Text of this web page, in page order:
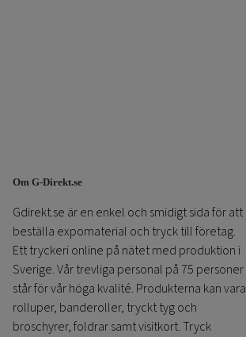
Om G-Direkt.se
Gdirekt.se är en enkel och smidigt sida för att
beställa expomaterial och tryck till företag.
Ett tryckeri online på nätet med produktion i
Sverige. Vår trevliga personal på 75 personer
står för vår höga kvalité. Produkterna kan vara
rolluper, banderoller, tryckt tyg och
broschyrer, foldrar samt visitkort. Tryck